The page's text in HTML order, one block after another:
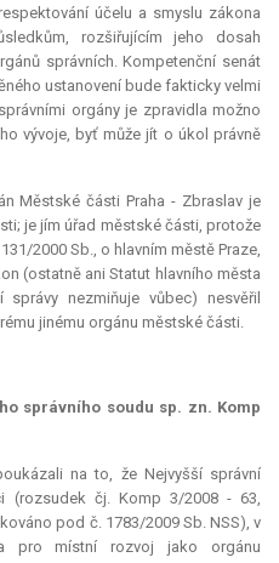
účelu a smyslu zákona
rozšiřujícím jeho dosah
správních. Kompetenční senát
ustanovení bude fakticky velmi
orgány je zpravidla možno
vývoje, byť může jít o úkol právně
Městské části Praha - Zbraslav je
je jím úřad městské části, protože
2000 Sb., o hlavním městě Praze,
(ostatně ani Statut hlavního města
nezmiňuje vůbec) nesvěřil
jinému orgánu městské části.
správního soudu sp. zn. Komp
na to, že Nejvyšší správní
(rozsudek čj. Komp 3/2008 - 63,
pod č. 1783/2009 Sb. NSS), v
pro místní rozvoj jako orgánu